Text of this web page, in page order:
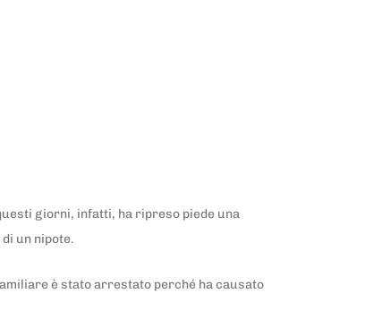
giorni, infatti, ha ripreso piede una
un nipote.
è stato arrestato perché ha causato